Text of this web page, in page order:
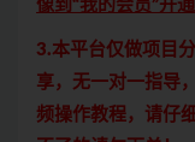
像到“我的会员”开通
3.本平台仅做项目
享，无一对一指导
频操作教程，请仔